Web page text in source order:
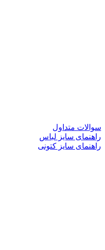
سوالات متداول
راهنمای سایز لباس
راهنمای سایز کتونی